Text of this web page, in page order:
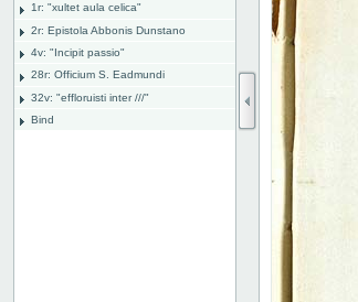
1r: "xultet aula celica"
2r: Epistola Abbonis Dunstano
4v: "Incipit passio"
28r: Officium S. Eadmundi
32v: "effloruisti inter ///"
Bind